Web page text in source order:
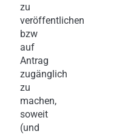
zu
veröffentlichen
bzw
auf
Antrag
zugänglich
zu
machen,
soweit
(und